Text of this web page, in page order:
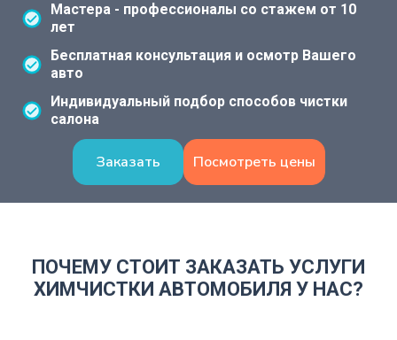
Мастера - профессионалы со стажем от 10
лет
Бесплатная консультация и осмотр Вашего
авто
Индивидуальный подбор способов чистки
салона
Заказать Посмотреть цены
ПОЧЕМУ СТОИТ ЗАКАЗАТЬ УСЛУГИ
ХИМЧИСТКИ АВТОМОБИЛЯ У НАС?